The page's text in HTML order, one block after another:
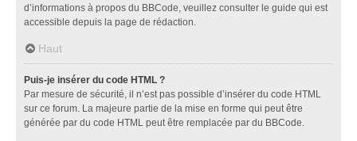
d’informations à propos du BBCode, veuillez consulter le guide qui est
accessible depuis la page de rédaction.
Haut
Puis-je insérer du code HTML ?
Par mesure de sécurité, il n’est pas possible d’insérer du code HTML
sur ce forum. La majeure partie de la mise en forme qui peut être
générée par du code HTML peut être remplacée par du BBCode.